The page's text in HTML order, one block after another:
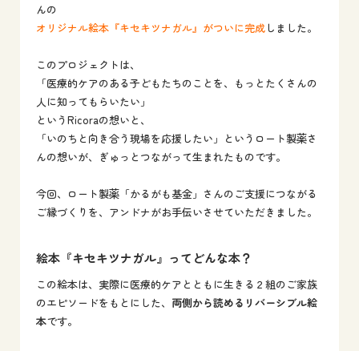
んの
オリジナル絵本『キセキツナガル』がついに完成しました。
このプロジェクトは、
「医療的ケアのある子どもたちのことを、もっとたくさんの
人に知ってもらいたい」
というRicoraの想いと、
「いのちと向き合う現場を応援したい」というロート製薬さ
んの想いが、ぎゅっとつながって生まれたものです。
今回、ロート製薬「かるがも基金」さんのご支援につながる
ご縁づくりを、アンドナがお手伝いさせていただきました。
絵本『キセキツナガル』ってどんな本？
この絵本は、実際に医療的ケアとともに生きる２組のご家族
のエピソードをもとにした、 両側から読めるリバーシブル絵
本です。